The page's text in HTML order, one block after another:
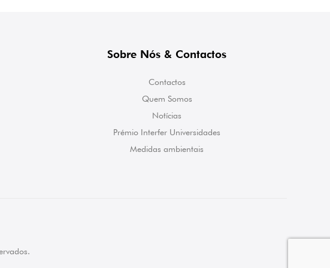
Sobre Nós & Contactos
Contactos
Quem Somos
Notícias
Prémio Interfer Universidades
Medidas ambientais